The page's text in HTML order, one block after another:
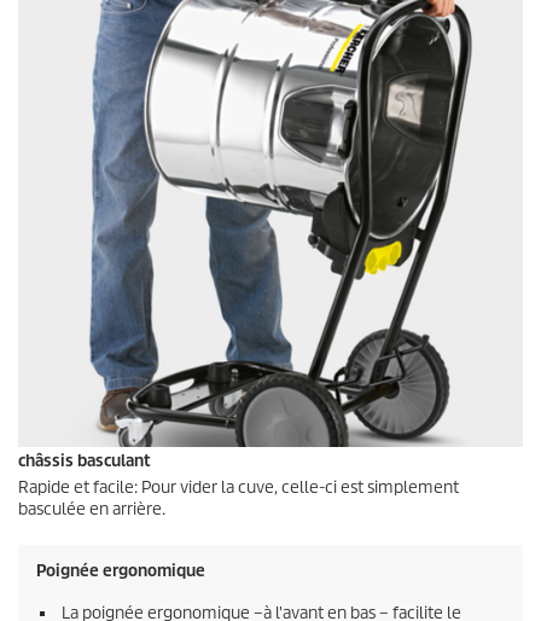
châssis basculant
Rapide et facile: Pour vider la cuve, celle-ci est simplement
basculée en arrière.
Poignée ergonomique
La poignée ergonomique –à l'avant en bas – facilite le